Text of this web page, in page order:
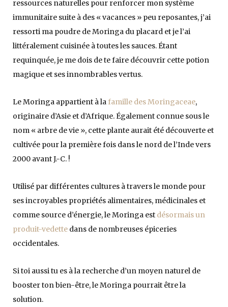
ressources naturelles pour renforcer mon système
immunitaire suite à des « vacances » peu reposantes, j’ai
ressorti ma poudre de Moringa du placard et je l’ai
littéralement cuisinée à toutes les sauces. Étant
requinquée, je me dois de te faire découvrir cette potion
magique et ses innombrables vertus.
Le Moringa appartient à la famille des Moringaceae,
originaire d’Asie et d’Afrique. Également connue sous le
nom « arbre de vie », cette plante aurait été découverte et
cultivée pour la première fois dans le nord de l’Inde vers
2000 avant J.-C. !
Utilisé par différentes cultures à travers le monde pour
ses incroyables propriétés alimentaires, médicinales et
comme source d’énergie, le Moringa est désormais un
produit-vedette dans de nombreuses épiceries
occidentales.
Si toi aussi tu es à la recherche d’un moyen naturel de
booster ton bien-être, le Moringa pourrait être la
solution.